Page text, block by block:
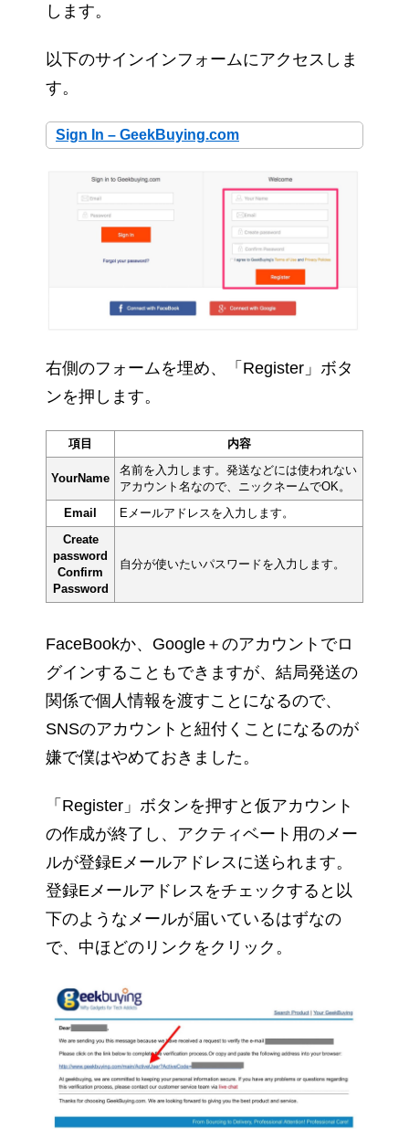
します。
以下のサインインフォームにアクセスしま
す。
Sign In – GeekBuying.com
右側のフォームを埋め、「Register」ボタ
ンを押します。
項目 内容
YourName
名前を入力します。発送などには使われない
アカウント名なので、ニックネームでOK。
Email
Eメールアドレスを入力します。
Create
password
Confirm
Password
自分が使いたいパスワードを入力します。
FaceBookか、Google＋のアカウントでロ
グインすることもできますが、結局発送の
関係で個人情報を渡すことになるので、
SNSのアカウントと紐付くことになるのが
嫌で僕はやめておきました。
「Register」ボタンを押すと仮アカウント
の作成が終了し、アクティベート用のメー
ルが登録Eメールアドレスに送られます。
登録Eメールアドレスをチェックすると以
下のようなメールが届いているはずなの
で、中ほどのリンクをクリック。